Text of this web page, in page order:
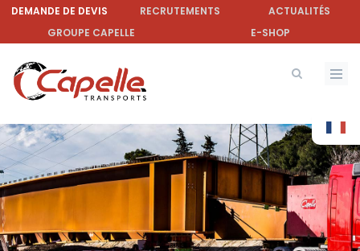
Aller
contenu
principal
DEMANDE DE DEVIS RECRUTEMENTS
ACTUALITÉS
GROUPE CAPELLE
E-SHOP